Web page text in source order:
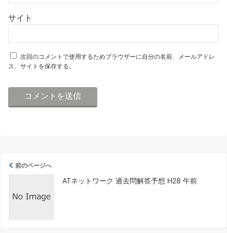
サイト
次回のコメントで使用するためブラウザーに自分の名前、メールアドレ
ス、サイトを保存する。
前のページへ
ATネットワーク 過去問解答予想 H28 午前